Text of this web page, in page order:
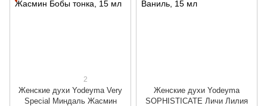
2
Женские духи Yodeyma Very
Special Миндаль Жасмин
Женские духи Yodeyma
SOPHISTICATE Личи Лилия